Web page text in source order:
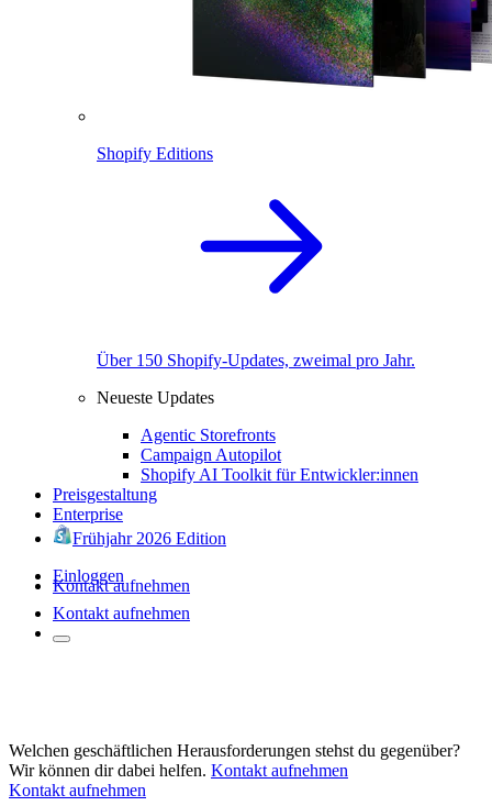
Shopify Editions
Über 150 Shopify-Updates, zweimal pro Jahr.
Neueste Updates
Agentic Storefronts
Campaign Autopilot
Shopify AI Toolkit für Entwickler:innen
Preisgestaltung
Enterprise
Frühjahr 2026 Edition
Einloggen
Kontakt aufnehmen
Kontakt aufnehmen
Welchen geschäftlichen Herausforderungen stehst du gegenüber?
Wir können dir dabei helfen. Kontakt aufnehmen
Kontakt aufnehmen